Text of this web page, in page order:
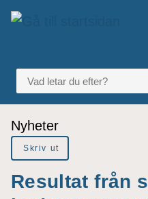
Gå till innehåll
VAD LETAR DU EFTER?
Du är här:
Nyheter
Skriv ut
Resultat från